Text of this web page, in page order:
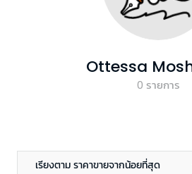
Ottessa
0 รายการ
เรียงตาม ราคาขายจากน้อยที่สุด